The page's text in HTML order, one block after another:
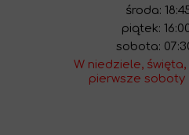
środa:
piątek:
sobota:
W niedziele,
pierwsze soboty